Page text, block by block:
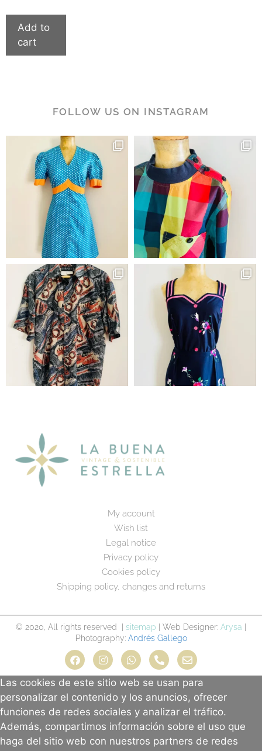
Add to
cart
FOLLOW US ON INSTAGRAM
My account
Wish list
Legal notice
Privacy policy
Cookies policy
Shipping policy, changes and returns
© 2020, All rights reserved | sitemap | Web Designer: Arysa
Photography: Andrés Gallego
Las cookies de este sitio web se usan para
personalizar el contenido y los anuncios, ofrecer
funciones de redes sociales y analizar el tráfico.
Además, compartimos información sobre el uso que
haga del sitio web con nuestros partners de redes